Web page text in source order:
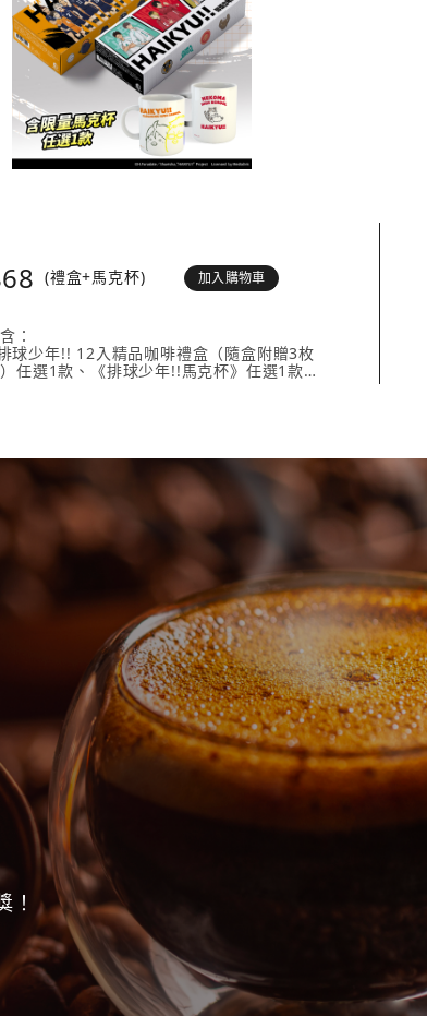
(禮盒+馬克杯) 加入購物車
：
少年!! 12入精品咖啡禮盒（隨盒附贈3枚
任選1款、《排球少年!!馬克杯》任選1款。
！